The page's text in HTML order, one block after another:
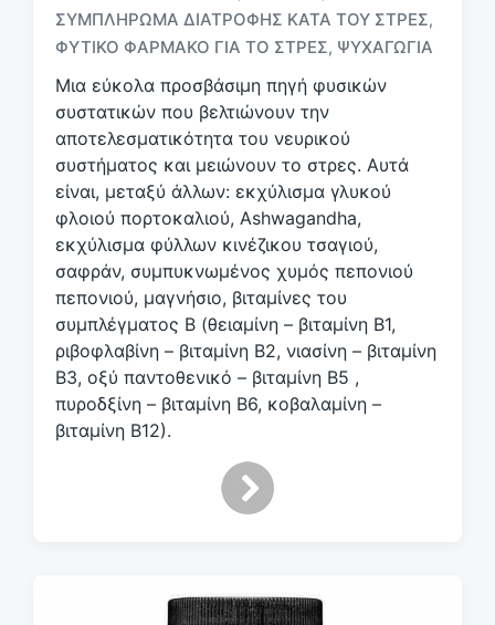
τ
ι
έ
τ
α
ΣΥΜΠΛΉΡΩΜΑ ΔΙΑΤΡΟΦΉΣ ΚΑΤΆ ΤΟΥ ΣΤΡΕΣ,
ΦΥΤΙΚΌ ΦΆΡΜΑΚΟ ΓΙΑ ΤΟ ΣΤΡΕΣ, ΨΥΧΑΓΩΓΊΑ
Μια εύκολα προσβάσιμη πηγή φυσικών
συστατικών που βελτιώνουν την
αποτελεσματικότητα του νευρικού
συστήματος και μειώνουν το στρες. Αυτά
είναι, μεταξύ άλλων: εκχύλισμα γλυκού
φλοιού πορτοκαλιού, Ashwagandha,
εκχύλισμα φύλλων κινέζικου τσαγιού,
σαφράν, συμπυκνωμένος χυμός πεπονιού
πεπονιού, μαγνήσιο, βιταμίνες του
συμπλέγματος Β (θειαμίνη – βιταμίνη Β1,
ριβοφλαβίνη – βιταμίνη Β2, νιασίνη – βιταμίνη
Β3, οξύ παντοθενικό – βιταμίνη Β5 ,
πυροδξίνη – βιταμίνη Β6, κοβαλαμίνη –
βιταμίνη Β12).